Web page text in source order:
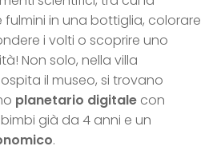
in una bottiglia, colorare
i volti o scoprire uno
Non solo, nella villa
il museo, si trovano
planetario digitale con
già da 4 anni e un
.